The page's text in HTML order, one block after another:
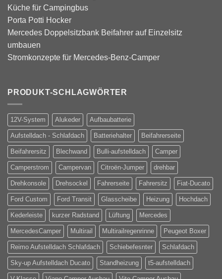
Küche für Campingbus
Porta Potti Hocker
Mercedes Doppelsitzbank Beifahrer auf Einzelsitz
umbauen
Stromkonzepte für Mercedes-Benz-Camper
PRODUKT-SCHLAGWÖRTER
12V-System Alukeder Aufbaubatterie
Aufstelldach - Schlafdach Batteriehalter Beifahrerseite
Beifahrersitz Blechwand Bulli-aufstelldach Camper
Camperstrom Campervan Citroën-Jumper drehbar
Drehkonsole Drehsockel Fahrerseite Fahrersitz Fiat-Ducato
Ford Custom Ford Transit Glasscheibe Heizung Hochdach
Kederleiste kurzer Radstand Lüftung Mercedes
MercedesCamper Multirail Multirailregenrinne Peugeot Boxer
Reimo Aufstelldach Schlafdach Schiebefesnter Schlafdach
Sky-up Aufstelldach Ducato Standheizung t5-aufstelldach